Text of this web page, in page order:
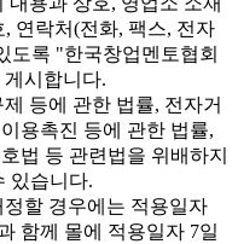
연락처(전화, 팩스, 전자
도록 "한국창업멘토협회
시합니다.
등에 관한 법률, 전자거
용촉진 등에 관한 법률,
법 등 관련법을 위배하지
있습니다.
할 경우에는 적용일자
함께 몰에 적용일자 7일